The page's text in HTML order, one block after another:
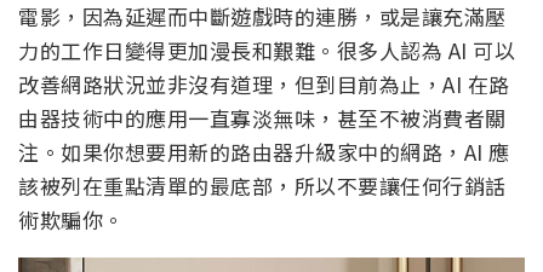
電影，因為延遲而中斷遊戲時的連勝，或是讓充滿壓
力的工作日變得更加漫長和艱難。很多人認為 AI 可以
改善網路狀況並非沒有道理，但到目前為止，AI 在路
由器技術中的應用一直寡淡無味，甚至不被消費者關
注。如果你想要用新的路由器升級家中的網路，AI 應
該被列在重點清單的最底部，所以不要讓任何行銷話
術欺騙你。